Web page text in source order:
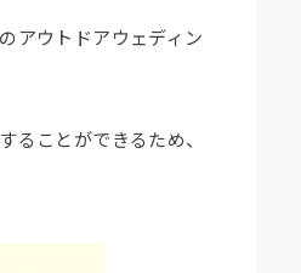
アウトドアウェディン
ることができるため、